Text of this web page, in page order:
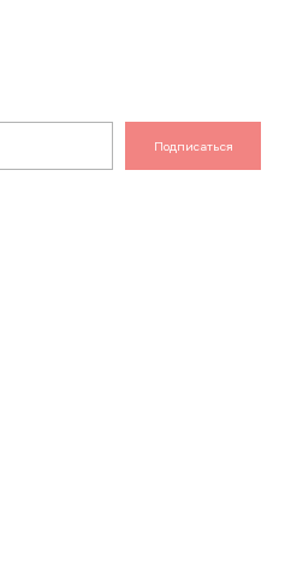
Подписаться